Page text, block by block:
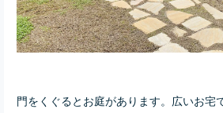
門をくぐるとお庭があります。広いお宅